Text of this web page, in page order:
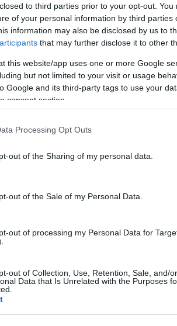
to third parties prior to your opt-out.
of your personal information by third parties
information may also be disclosed by us to
that may further disclose it to other
this website/app uses one or more Google
but not limited to your visit or usage
Google and its third-party tags to use your
consent section.
Processing Opt Outs
out of the Sharing of my personal data.
out of the Sale of my Personal Data.
out of processing my Personal Data for
out of Collection, Use, Retention, Sale, and/
Data that Is Unrelated with the Purposes